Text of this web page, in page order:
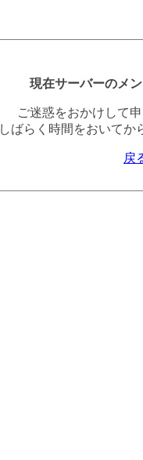
現在サーバーのメン
ご迷惑をおかけして
しばらく時間をおいてか
戻